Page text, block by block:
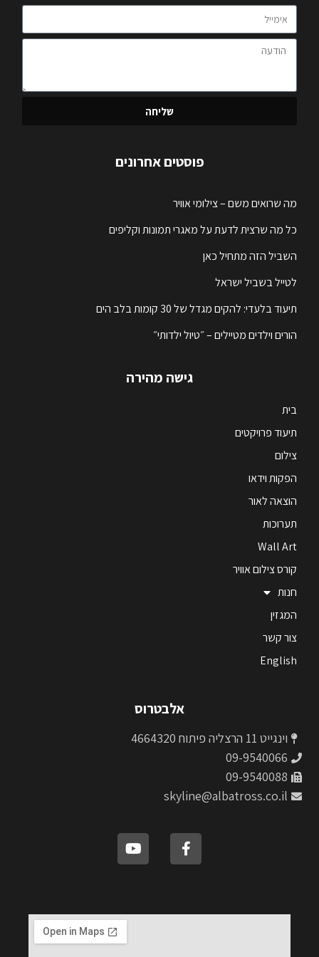
שליחה
פוסטים אחרונים
מה שרואים משם – צילומי אוויר
כל מה שרצית לדעת על מאגרי תמונות וקליפים
השביל הזה מתחיל כאן
לטייל בשביל ישראל
תיעוד בלעדי: להקים מגדל של 30 קומות בלב הים
הורים וילדים מטיילים – ״טיול ילדותי״
גישה מהירה
בית
תיעוד פרויקטים
צילום
הפקות וידאו
הוצאה לאור
תערוכות
Wall Art
קורס צילום אוויר
חנות
המגזין
צור קשר
English
אלבטרוס
וינגייט 11 הרצליה פיתוח 4664320
09-9540066
09-9540088
skyline@albatross.co.il